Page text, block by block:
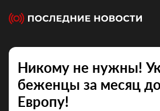
Никому не нужны!
беженцы за месяц
Европу!